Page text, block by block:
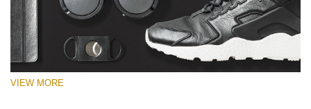
VIEW MORE